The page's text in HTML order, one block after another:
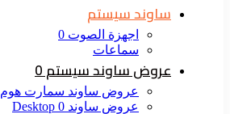
ساوند سيستم
اجهزة الصوت 0
سماعات
عروض ساوند سيستم 0
عروض ساوند سمارت هوم 0
عروض ساوند Desktop 0